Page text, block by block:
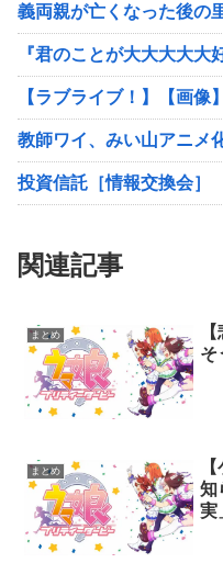
義両親が亡くなった後の
『君のことが大大大大
【ラブライブ！】【画
教師ワイ、みい山アニメ
投資信託［情報交換会］
関連記事
まとめ
まとめ
知
実